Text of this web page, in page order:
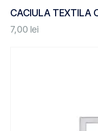
CACIULA TEXTILA
7,00 lei